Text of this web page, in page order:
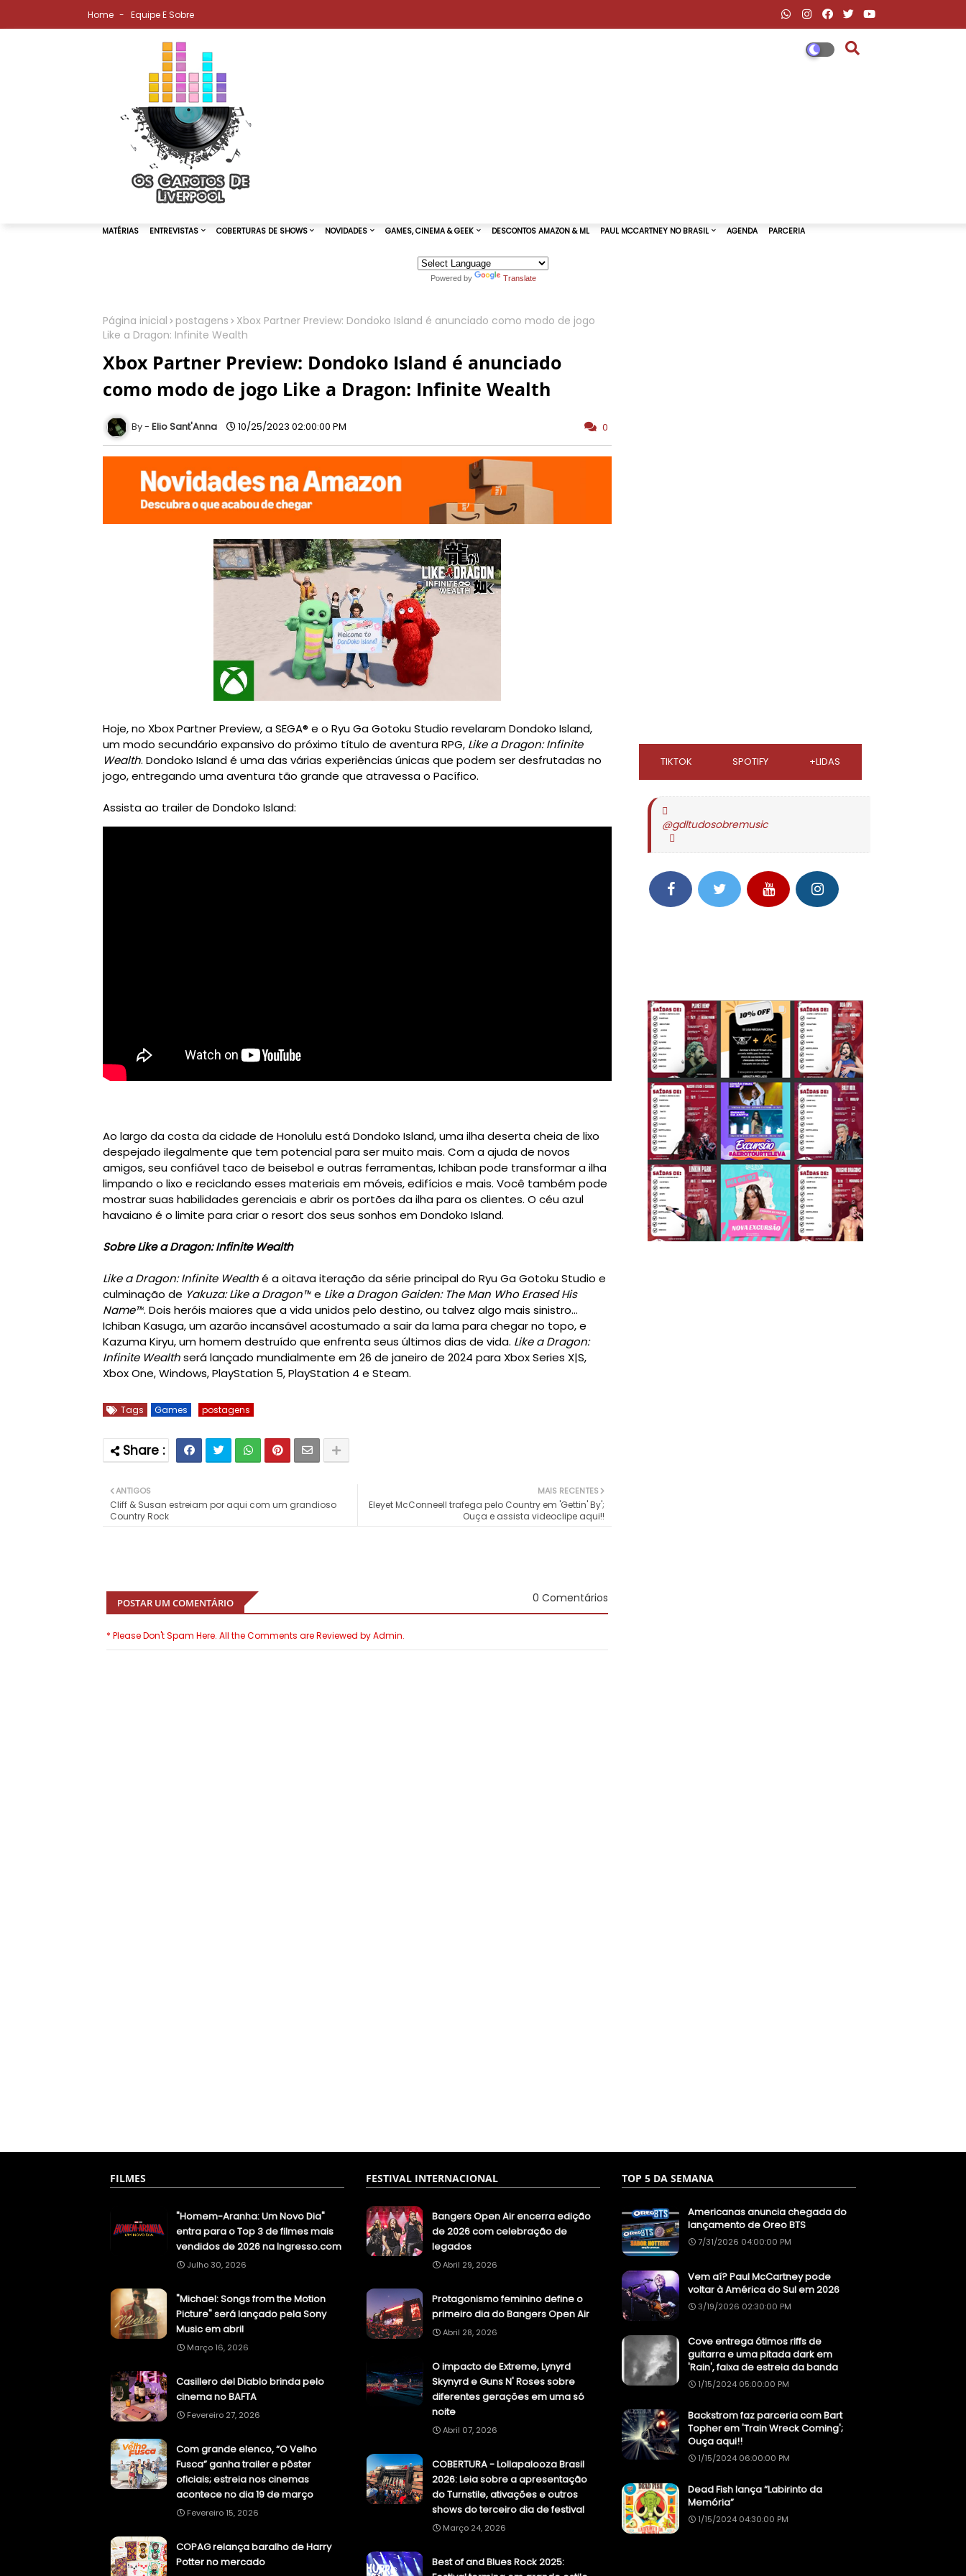
Home Equipe E Sobre
Powered by Translate
Página inicial postagens
Xbox Partner Preview: Dondoko Island é anunciado como modo de jogo
Like a Dragon: Infinite Wealth
Xbox Partner Preview: Dondoko Island é anunciado
como modo de jogo Like a Dragon: Infinite Wealth
Elio Sant'Anna 10/25/2023 02:00:00 PM 0
Hoje, no Xbox Partner Preview, a SEGA® e o Ryu Ga Gotoku Studio revelaram Dondoko Island,
um modo secundário expansivo do próximo título de aventura RPG, Like a Dragon: Infinite
Wealth. Dondoko Island é uma das várias experiências únicas que podem ser desfrutadas no
jogo, entregando uma aventura tão grande que atravessa o Pacífico.
Assista ao trailer de Dondoko Island:
Ao largo da costa da cidade de Honolulu está Dondoko Island, uma ilha deserta cheia de lixo
despejado ilegalmente que tem potencial para ser muito mais. Com a ajuda de novos
amigos, seu confiável taco de beisebol e outras ferramentas, Ichiban pode transformar a ilha
limpando o lixo e reciclando esses materiais em móveis, edifícios e mais. Você também pode
mostrar suas habilidades gerenciais e abrir os portões da ilha para os clientes. O céu azul
havaiano é o limite para criar o resort dos seus sonhos em Dondoko Island.
Sobre Like a Dragon: Infinite Wealth
Like a Dragon: Infinite Wealthé a oitava iteração da série principal do Ryu Ga Gotoku Studio e
culminação de Yakuza: Like a Dragon™e Like a Dragon Gaiden: The Man Who Erased His
Name™. Dois heróis maiores que a vida unidos pelo destino, ou talvez algo mais sinistro...
Ichiban Kasuga, um azarão incansável acostumado a sair da lama para chegar no topo, e
Kazuma Kiryu, um homem destruído que enfrenta seus últimos dias de vida. Like a Dragon:
Infinite Wealthserá lançado mundialmente em 26 de janeiro de 2024 para Xbox Series X|S,
Xbox One, Windows, PlayStation 5, PlayStation 4 e Steam.
Tags Games postagens
MAIS RECENTES
Eleyet McConneell trafega pelo Country em 'Gettin' By';
Ouça e assista videoclipe aqui!!
ANTIGOS
Cliff & Susan estreiam por aqui com um grandioso
Country Rock
POSTAR UM COMENTÁRIO 0 Comentários
* Please Don't Spam Here. All the Comments are Reviewed by Admin.
TIKTOK SPOTIFY +LIDAS
@gdltudosobremusic
FILMES
"Homem-Aranha: Um Novo Dia"
entra para o Top 3 de filmes mais
vendidos de 2026 na Ingresso.com
Julho 30, 2026
"Michael: Songs from the Motion
Picture" será lançado pela Sony
Music em abril
Março 16, 2026
Casillero del Diablo brinda pelo
cinema no BAFTA
Fevereiro 27, 2026
Com grande elenco, “O Velho
Fusca” ganha trailer e pôster
oficiais; estreia nos cinemas
acontece no dia 19 de março
Fevereiro 15, 2026
COPAG relança baralho de Harry
Potter no mercado
FESTIVAL INTERNACIONAL
Bangers Open Air encerra edição
de 2026 com celebração de
legados
Abril 29, 2026
Protagonismo feminino define o
primeiro dia do Bangers Open Air
Abril 28, 2026
O impacto de Extreme, Lynyrd
Skynyrd e Guns N' Roses sobre
diferentes gerações em uma só
noite
Abril 07, 2026
COBERTURA - Lollapalooza Brasil
2026: Leia sobre a apresentação
do Turnstile, ativações e outros
shows do terceiro dia de festival
Março 24, 2026
Best of and Blues Rock 2025:
TOP 5 DA SEMANA
Americanas anuncia chegada do
lançamento de Oreo BTS
7/31/2026 04:00:00 PM
Vem aí? Paul McCartney pode
voltar à América do Sul em 2026
3/19/2026 02:30:00 PM
Cove entrega ótimos riffs de
guitarra e uma pitada dark em
'Rain', faixa de estreia da banda
1/15/2024 05:00:00 PM
Backstrom faz parceria com Bart
Topher em 'Train Wreck Coming';
Ouça aqui!!
1/15/2024 06:00:00 PM
Dead Fish lança “Labirinto da
Memória”
1/15/2024 04:30:00 PM